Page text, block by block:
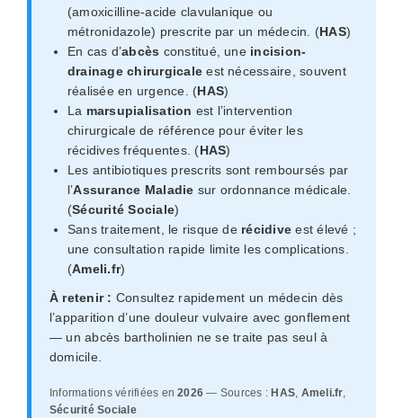
(amoxicilline-acide clavulanique ou
métronidazole) prescrite par un médecin. (HAS)
En cas d’abcès constitué, une incision-
drainage chirurgicale est nécessaire, souvent
réalisée en urgence. (HAS)
La marsupialisation est l’intervention
chirurgicale de référence pour éviter les
récidives fréquentes. (HAS)
Les antibiotiques prescrits sont remboursés par
l’Assurance Maladie sur ordonnance médicale.
(Sécurité Sociale)
Sans traitement, le risque de récidive est élevé ;
une consultation rapide limite les complications.
(Ameli.fr)
À retenir : Consultez rapidement un médecin dès
l’apparition d’une douleur vulvaire avec gonflement
— un abcès bartholinien ne se traite pas seul à
domicile.
Informations vérifiées en2026 — Sources : HAS, Ameli.fr,
Sécurité Sociale